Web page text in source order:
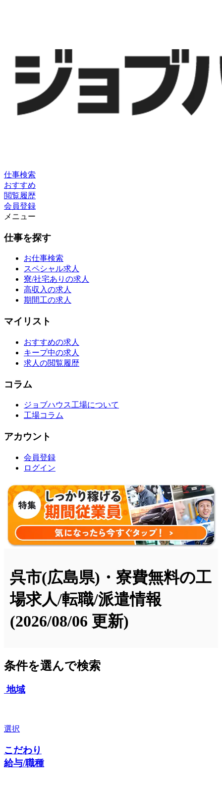
仕事検索
おすすめ
閲覧履歴
会員登録
メニュー
仕事を探す
お仕事検索
スペシャル求人
寮/社宅ありの求人
高収入の求人
期間工の求人
マイリスト
おすすめの求人
キープ中の求人
求人の閲覧履歴
コラム
ジョブハウス工場について
工場コラム
アカウント
会員登録
ログイン
呉市(広島県)・寮費無料の工
場求人/転職/派遣情報
(2026/08/06 更新)
条件を選んで検索
地域
選択
こだわり
給与/職種